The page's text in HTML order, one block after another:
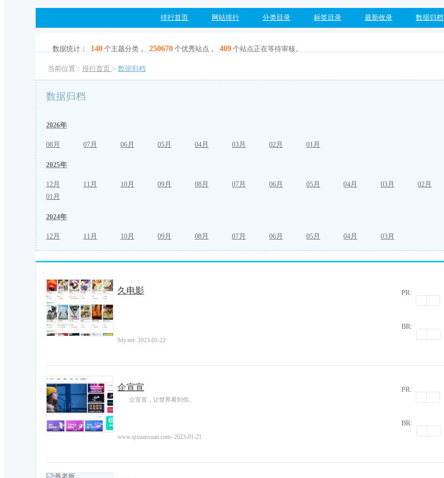
排行首页 网站排行 分类目录 标签目录 最新收录 数据归档
数据统计： 140 个主题分类， 250670 个优秀站点， 409 个站点正在等待审核。
当前位置： 排行首页 > 数据归档
数据归档
2026年
08月 07月 06月 05月 04月 03月 02月 01月
2025年
12月 11月 10月 09月 08月 07月 06月 05月 04月 03月
02月
01月
2024年
12月 11月 10月 09月 08月 07月 06月 05月 04月 03月
久电影
9dy.net- 2023-01-22
PR:
BR:
企宣宣
企宣宣，让世界看到你。
www.qixuanxuan.com- 2023-01-21
PR:
BR: